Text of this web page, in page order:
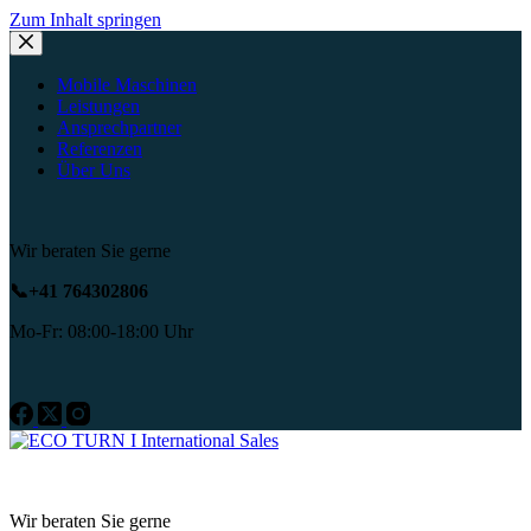
Zum Inhalt springen
Mobile Maschinen
Leistungen
Ansprechpartner
Referenzen
Über Uns
Wir beraten Sie gerne
📞+41 764302806
Mo-Fr: 08:00-18:00 Uhr
Wir beraten Sie gerne